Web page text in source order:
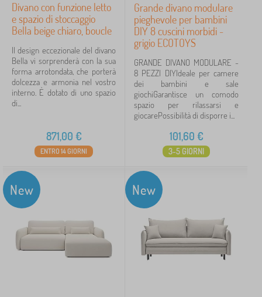
Divano con funzione letto
e spazio di stoccaggio
Bella beige chiaro, boucle
Il design eccezionale del divano
Bella vi sorprenderà con la sua
forma arrotondata, che porterà
dolcezza e armonia nel vostro
interno. È dotato di uno spazio
di...
871,00 €
ENTRO 14 GIORNI
Grande divano modulare
pieghevole per bambini
DIY 8 cuscini morbidi -
grigio ECOTOYS
GRANDE DIVANO MODULARE -
8 PEZZI DIYIdeale per camere
dei bambini e sale
giochiGarantisce un comodo
spazio per rilassarsi e
giocarePossibilità di disporre i...
101,60 €
3-5 GIORNI
New New